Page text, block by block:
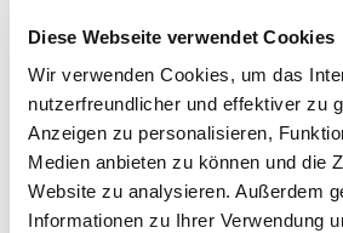
Diese Webseite verwendet Cookies
Wir verwenden Cookies, um das
nutzerfreundlicher und effektiver zu
Anzeigen zu personalisieren,
Medien anbieten zu können und die
Website zu analysieren. Außerdem
Informationen zu Ihrer Verwendung
Energiesprong Convention 2024
Ergebnis eines partizipativen
als 40 Partnerunternehmen,
-akteuren aus
Planung. Die erste Auflage des